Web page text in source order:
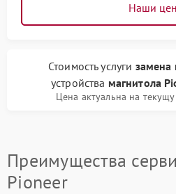
Наши
Стоимость услуги замена
устройства магнитола
Цена актуальна на
Преимущества
Pioneer